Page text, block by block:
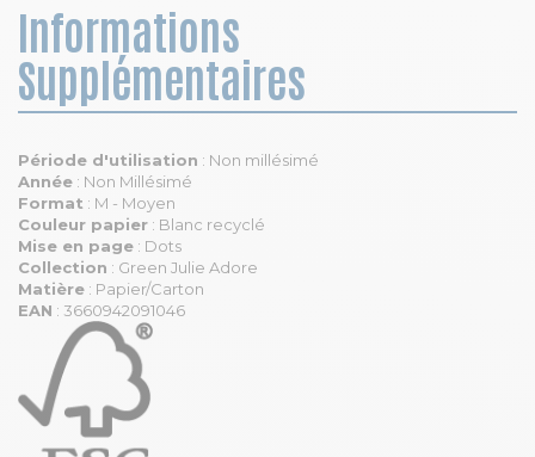
Informations
Supplémentaires
Période d'utilisation : Non millésimé
Année : Non Millésimé
Format : M - Moyen
Couleur papier : Blanc recyclé
Mise en page : Dots
Collection : Green Julie Adore
Matière : Papier/Carton
EAN : 3660942091046